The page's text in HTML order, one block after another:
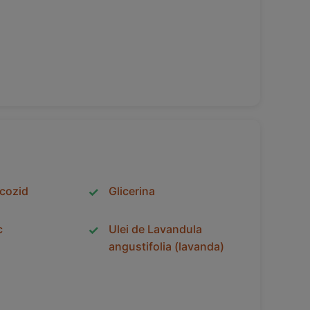
Glicerina
Ulei de Lavandula
angustifolia (lavanda)